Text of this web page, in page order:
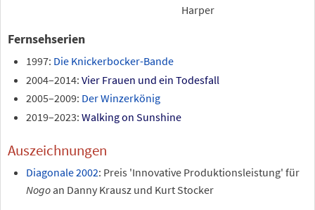
Harper
Fernsehserien
1997: Die Knickerbocker-Bande
2004–2014: Vier Frauen und ein Todesfall
2005–2009: Der Winzerkönig
2019–2023: Walking on Sunshine
Auszeichnungen
Diagonale 2002: Preis 'Innovative Produktionsleistung' für
Nogoan Danny Krausz und Kurt Stocker